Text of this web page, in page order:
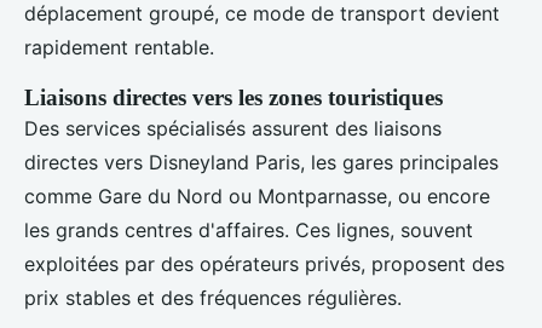
déplacement groupé, ce mode de transport devient
rapidement rentable.
Liaisons directes vers les zones touristiques
Des services spécialisés assurent des liaisons
directes vers Disneyland Paris, les gares principales
comme Gare du Nord ou Montparnasse, ou encore
les grands centres d'affaires. Ces lignes, souvent
exploitées par des opérateurs privés, proposent des
prix stables et des fréquences régulières.